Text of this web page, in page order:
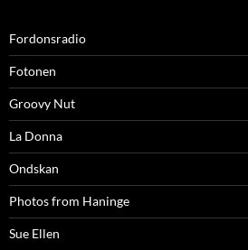
Fordonsradio
Fotonen
Groovy Nut
La Donna
Ondskan
Photos from Haninge
Sue Ellen